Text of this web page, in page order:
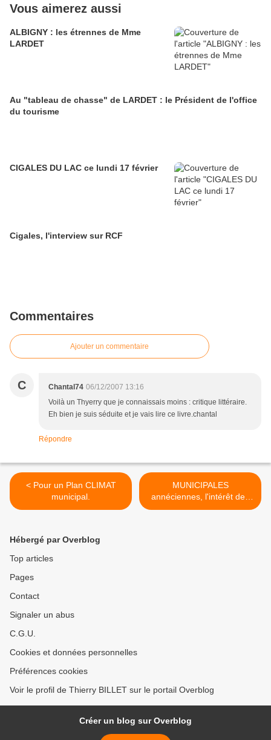
Vous aimerez aussi
ALBIGNY : les étrennes de Mme
LARDET
Au "tableau de chasse" de LARDET : le Président de l'office
du tourisme
CIGALES DU LAC ce lundi 17 février
Cigales, l'interview sur RCF
Commentaires
Ajouter un commentaire
C Chantal74 06/12/2007 13:16
Voilà un Thyerry que je connaissais moins : critique littéraire.
Eh bien je suis séduite et je vais lire ce livre.chantal
Répondre
< Pour un Plan CLIMAT
municipal.
MUNICIPALES
annéciennes, l'intérêt des
médias >
Hébergé par Overblog
Top articles
Pages
Contact
Signaler un abus
C.G.U.
Cookies et données personnelles
Préférences cookies
Voir le profil de Thierry BILLET sur le portail Overblog
Créer un blog sur Overblog